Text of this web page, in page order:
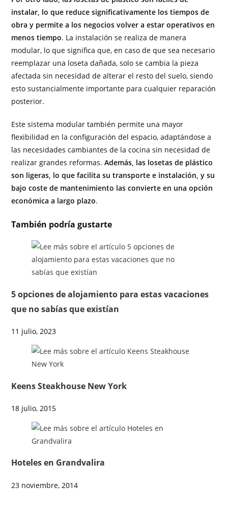
instalar, lo que reduce significativamente los tiempos de
obra y permite a los negocios volver a estar operativos en
menos tiempo. La instalación se realiza de manera
modular, lo que significa que, en caso de que sea necesario
reemplazar una loseta dañada, solo se cambia la pieza
afectada sin necesidad de alterar el resto del suelo, siendo
esto sustancialmente importante para cualquier reparación
posterior.
Este sistema modular también permite una mayor
flexibilidad en la configuración del espacio, adaptándose a
las necesidades cambiantes de la cocina sin necesidad de
realizar grandes reformas.Además, las losetas de plástico
son ligeras, lo que facilita su transporte e instalación, y su
bajo coste de mantenimiento las convierte en una opción
económica a largo plazo.
También podría gustarte
5 opciones de alojamiento para estas vacaciones
que no sabías que existían
11 julio, 2023
Keens Steakhouse New York
18 julio, 2015
Hoteles en Grandvalira
23 noviembre, 2014